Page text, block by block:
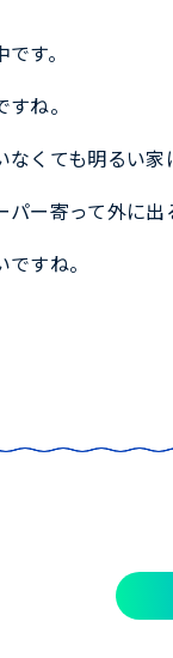
す。
ね。
なくても明るい
ー寄って外に
すね。